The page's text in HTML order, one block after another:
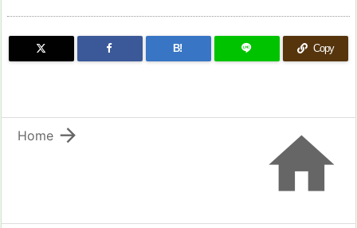
B! Copy


Home